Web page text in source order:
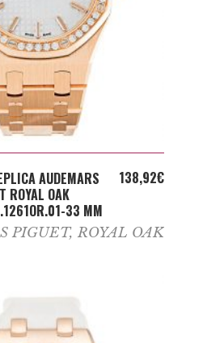
ADD TO CART
AUDEMARS
ROYAL OAK
33 MM
138,92€
PIGUET, ROYAL OAK